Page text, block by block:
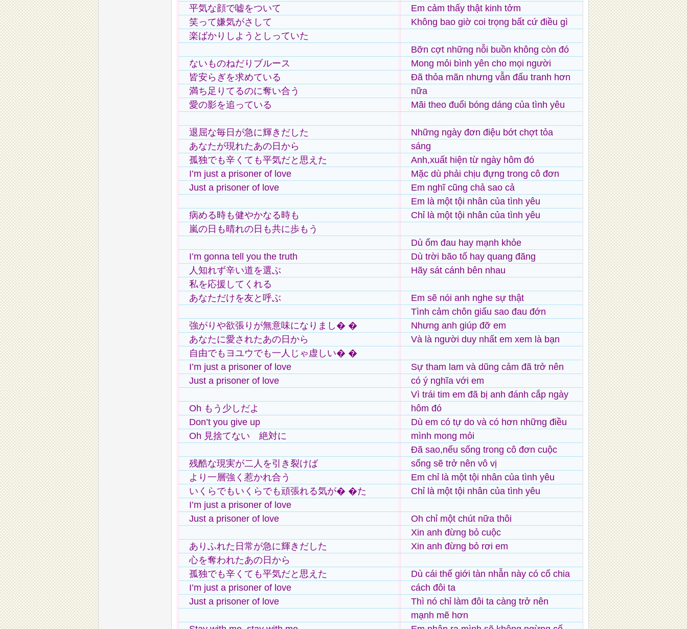
平気な顔で嘘をついて
笑って嫌気がさして
楽ばかりしようとしっていた
ないものねだりブルース
皆安らぎを求めている
満ち足りてるのに奪い合う
愛の影を追っている
退屈な毎日が急に輝きだした
あなたが現れたあの日から
孤独でも辛くても平気だと思えた
I’m just a prisoner of love
Just a prisoner of love
病める時も健やかなる時も
嵐の日も晴れの日も共に歩もう
I’m gonna tell you the truth
人知れず辛い道を選ぶ
私を応援してくれる
あなただけを友と呼ぶ
強がりや欲張りが無意味になりまし� �
あなたに愛されたあの日から
自由でもヨユウでも一人じゃ虚しい� �
I’m just a prisoner of love
Just a prisoner of love
Oh もう少しだよ
Don’t you give up
Oh 見捨てない 絶対に
残酷な現実が二人を引き裂けば
より一層強く惹かれ合う
いくらでもいくらでも頑張れる気が� �た
I’m just a prisoner of love
Just a prisoner of love
ありふれた日常が急に輝きだした
心を奪われたあの日から
孤独でも辛くても平気だと思えた
I’m just a prisoner of love
Just a prisoner of love
Em cảm thấy thật kinh tởm
Không bao giờ coi trọng bất cứ điều gì
Bỡn cợt những nỗi buồn không còn đó
Mong mỏi bình yên cho mọi người
Đã thỏa mãn nhưng vẫn đấu tranh hơn
nữa
Mãi theo đuổi bóng dáng của tình yêu
Những ngày đơn điệu bớt chợt tỏa
sáng
Anh,xuất hiện từ ngày hôm đó
Mặc dù phải chịu đựng trong cô đơn
Em nghĩ cũng chả sao cả
Em là một tội nhân của tình yêu
Chỉ là một tội nhân của tình yêu
Dù ốm đau hay mạnh khỏe
Dù trời bão tố hay quang đãng
Hãy sát cánh bên nhau
Em sẽ nói anh nghe sự thật
Tình cảm chôn giấu sao đau đớn
Nhưng anh giúp đỡ em
Và là người duy nhất em xem là bạn
Sự tham lam và dũng cảm đã trở nên
có ý nghĩa với em
Vì trái tim em đã bị anh đánh cắp ngày
hôm đó
Dù em có tự do và có hơn những điều
mình mong mỏi
Đã sao,nếu sống trong cô đơn cuộc
sống sẽ trở nên vô vị
Em chỉ là một tội nhân của tình yêu
Chỉ là một tội nhân của tình yêu
Oh chỉ một chút nữa thôi
Xin anh đừng bỏ cuộc
Xin anh đừng bỏ rơi em
Dù cái thế giới tàn nhẫn này có cố chia
cách đôi ta
Thì nó chỉ làm đôi ta càng trở nên
mạnh mẽ hơn